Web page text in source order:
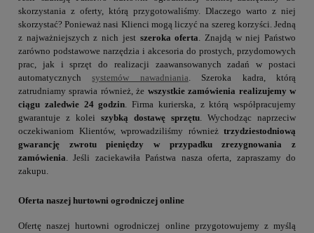
skorzystania z oferty, którą przygotowaliśmy. Dlaczego warto z niej
skorzystać? Ponieważ nasi Klienci mogą liczyć na szereg korzyści. Jedną
z najważniejszych z nich jest szeroka oferta . Znajdą w niej Państwo
zarówno podstawowe narzędzia i akcesoria do prostych, przydomowych
prac, jak i sprzęt do realizacji zaawansowanych zadań w postaci
automatycznychsystemów nawadniania . Szeroka kadra, którą
zatrudniamy sprawia również, że wszystkie zamówienia realizujemy w
ciągu zaledwie 24 godzin . Firma kurierska, z którą współpracujemy
gwarantuje z kolei szybką dostawę sprzętu . Wychodząc naprzeciw
oczekiwaniom Klientów, wprowadziliśmy również trzydziestodniową
gwarancję zwrotu pieniędzy w przypadku zrezygnowania z
zamówienia . Jeśli zaciekawiła Państwa nasza oferta, zapraszamy do
zakupu.
Oferta naszej hurtowni ogrodniczej online
Ofertę naszej hurtowni ogrodniczej online przygotowujemy z myślą